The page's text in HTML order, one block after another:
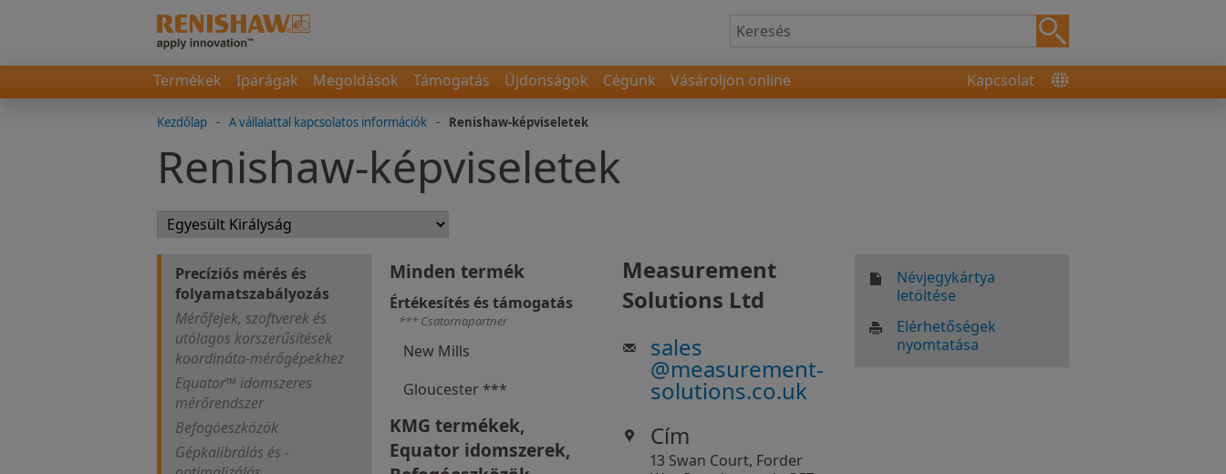
Termékek Iparágak Megoldások Támogatás Újdonságok Cégünk Vásároljon online Kapcsolat
Kezdőlap - A vállalattal kapcsolatos információk - Renishaw-képviseletek
Renishaw-képviseletek
Precíziós mérés és
folyamatszabályozás
Mérőfejek, szoftverek és
utólagos korszerűsítések
koordináta-mérőgépekhez
Equator™ idomszeres
mérőrendszer
Befogóeszközök
Gépkalibrálás és -
Minden termék
Értékesítés és támogatás
*** Csatornapartner
New Mills
Gloucester ***
KMG termékek,
Equator idomszerek,
Measurement
Solutions Ltd
sales
@measurement-
solutions.co.uk
Cím
13 Swan Court, Forder
Névjegykártya
letöltése
Elérhetőségek
nyomtatása